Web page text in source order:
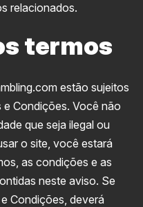
relacionados.
termos
estão sujeitos
Condições. Você não
que seja ilegal ou
o site, você estará
as condições e as
neste aviso. Se
Condições, deverá